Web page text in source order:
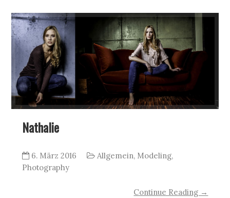
Nathalie
6. März 2016 Allgemein, Modeling,
Photography
Continue Reading →